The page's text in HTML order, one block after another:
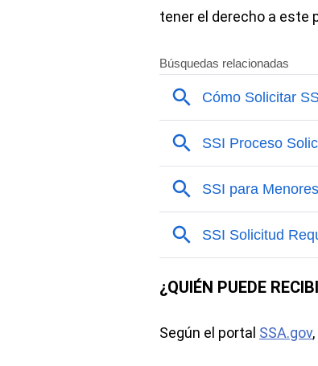
tener el derecho a este
¿QUIÉN PUEDE
Según el portal SSA.gov